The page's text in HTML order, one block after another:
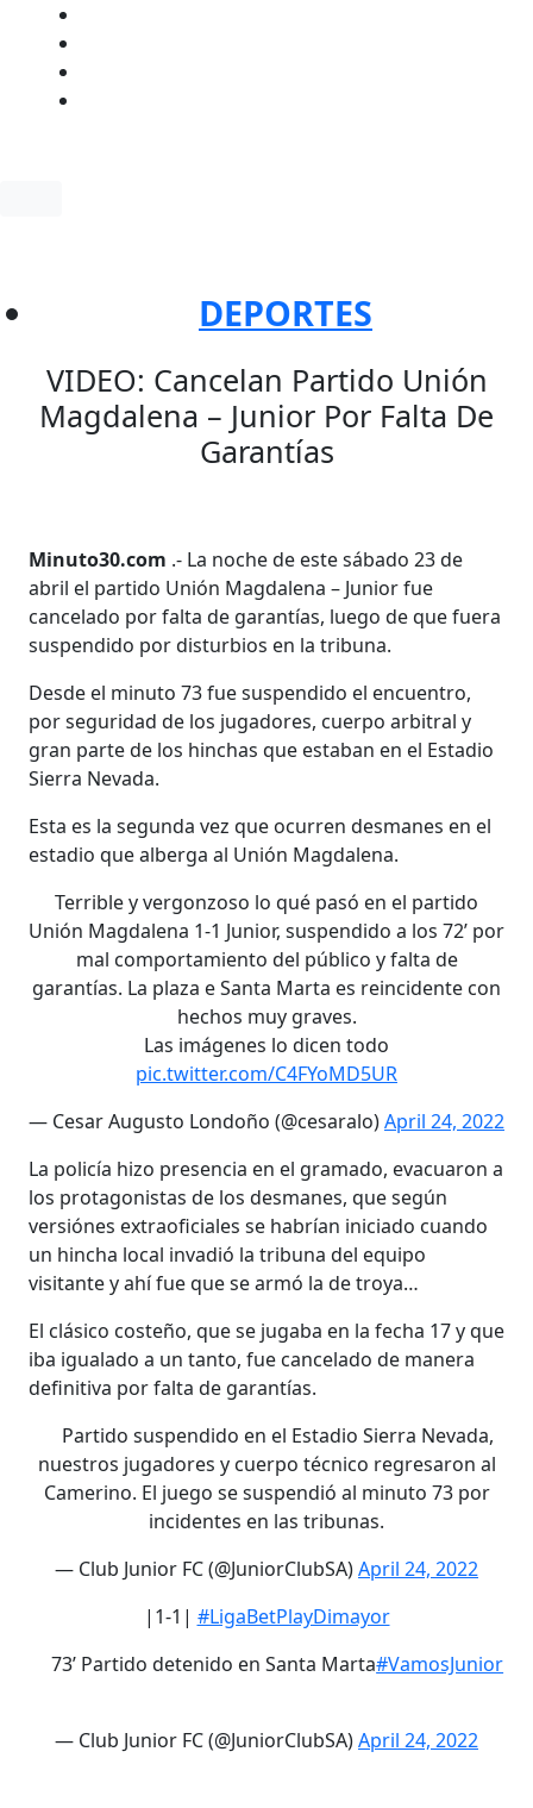
DEPORTES
VIDEO: Cancelan Partido Unión
Magdalena – Junior Por Falta De
Garantías
Minuto30.com .- La noche de este sábado 23 de
abril el partido Unión Magdalena – Junior fue
cancelado por falta de garantías, luego de que fuera
suspendido por disturbios en la tribuna.
Desde el minuto 73 fue suspendido el encuentro,
por seguridad de los jugadores, cuerpo arbitral y
gran parte de los hinchas que estaban en el Estadio
Sierra Nevada.
Esta es la segunda vez que ocurren desmanes en el
estadio que alberga al Unión Magdalena.
Terrible y vergonzoso lo qué pasó en el partido
Unión Magdalena 1-1 Junior, suspendido a los 72’ por
mal comportamiento del público y falta de
garantías. La plaza e Santa Marta es reincidente con
hechos muy graves.
Las imágenes lo dicen todo
pic.twitter.com/C4FYoMD5UR
— Cesar Augusto Londoño (@cesaralo)April 24, 2022
La policía hizo presencia en el gramado, evacuaron a
los protagonistas de los desmanes, que según
versiónes extraoficiales se habrían iniciado cuando
un hincha local invadió la tribuna del equipo
visitante y ahí fue que se armó la de troya…
El clásico costeño, que se jugaba en la fecha 17 y que
iba igualado a un tanto, fue cancelado de manera
definitiva por falta de garantías.
Partido suspendido en el Estadio Sierra Nevada,
nuestros jugadores y cuerpo técnico regresaron al
Camerino. El juego se suspendió al minuto 73 por
incidentes en las tribunas.
— Club Junior FC (@JuniorClubSA)April 24, 2022
|1-1| #LigaBetPlayDimayor
73’ Partido detenido en Santa Marta#VamosJunior
— Club Junior FC (@JuniorClubSA)April 24, 2022